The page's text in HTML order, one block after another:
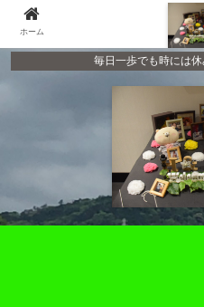
毎日一歩でも時には
ホーム